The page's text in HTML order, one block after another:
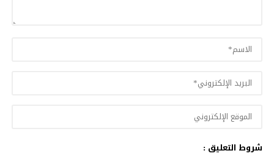
شروط التعليق :